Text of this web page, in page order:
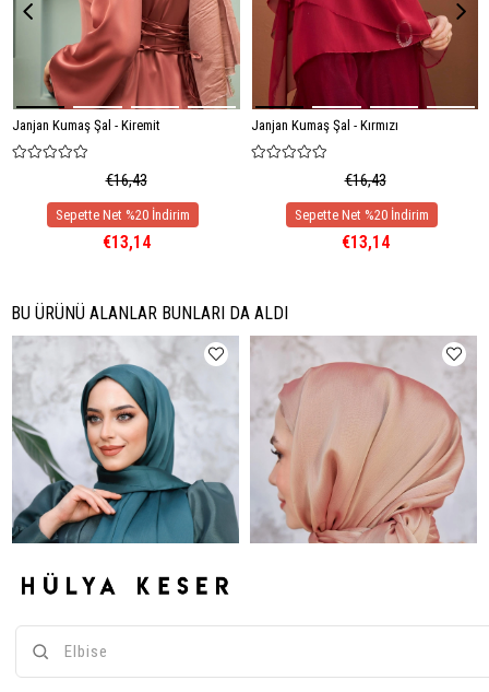
Janjan Kumaş Şal - Kiremit
€16,43
€13,14
Janjan Kumaş Şal - Kırmızı
€16,43
€13,14
BU ÜRÜNÜ ALANLAR BUNLARI DA ALDI